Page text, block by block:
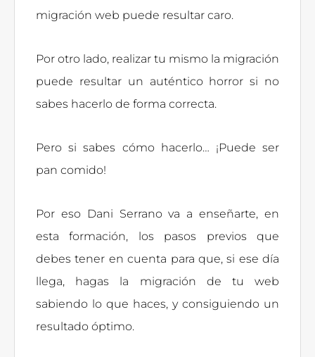
migración web puede resultar caro.
Por otro lado, realizar tu mismo la migración
puede resultar un auténtico horror si no
sabes hacerlo de forma correcta.
Pero si sabes cómo hacerlo… ¡Puede ser
pan comido!
Por eso Dani Serrano va a enseñarte, en
esta formación, los pasos previos que
debes tener en cuenta para que, si ese día
llega, hagas la migración de tu web
sabiendo lo que haces, y consiguiendo un
resultado óptimo.